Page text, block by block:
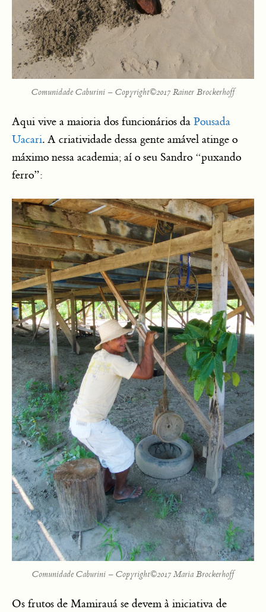
Comunidade Caburini – Copyright©2017 Rainer Brockerhoff
Aqui vive a maioria dos funcionários da Pousada
Uacari. A criatividade dessa gente amável atinge o
máximo nessa academia; aí o seu Sandro “puxando
ferro”:
Comunidade Caburini – Copyright©2017 Maria Brockerhoff
Os frutos de Mamirauá se devem à iniciativa de